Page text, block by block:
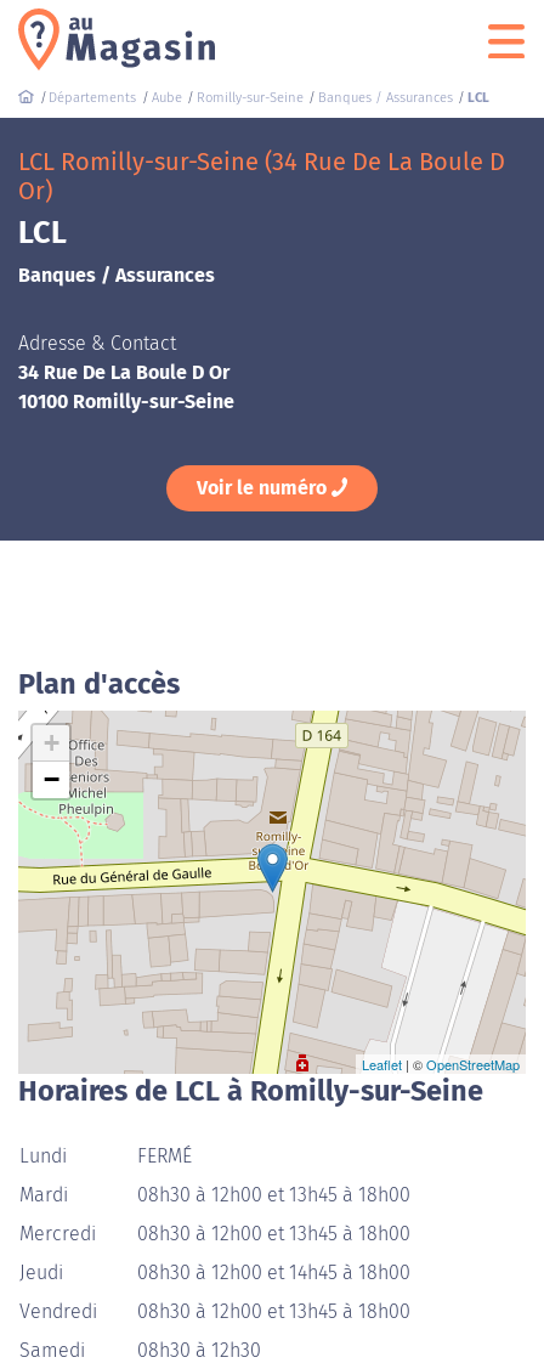
Départements Aube Romilly-sur-Seine Banques / Assurances LCL
LCL Romilly-sur-Seine (34 Rue De La Boule D
Or)
LCL
Banques / Assurances
Adresse & Contact
34 Rue De La Boule D Or
10100 Romilly-sur-Seine
Voir le numéro
Plan d'accès
+
−
Leaflet | ©OpenStreetMap
Horaires de LCL à Romilly-sur-Seine
Lundi
FERMÉ
Mardi
08h30 à 12h00 et 13h45 à 18h00
Mercredi
08h30 à 12h00 et 13h45 à 18h00
Jeudi
08h30 à 12h00 et 14h45 à 18h00
Vendredi
08h30 à 12h00 et 13h45 à 18h00
Samedi
08h30 à 12h30